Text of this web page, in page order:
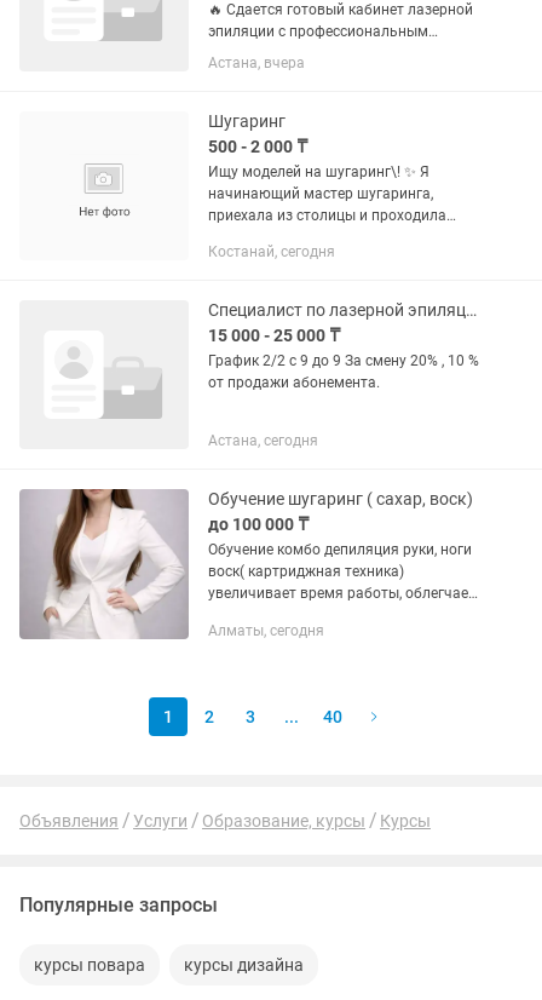
🔥 Сдается готовый кабинет лазерной
эпиляции с профессиональным
аппаратом Harmony XL Ищете
возможность начать работать сразу,
оборудования? Предлагается в аренду
полностью...
Астана, вчера
Шугаринг
500 - 2 000 ₸
Ищу моделей на шугаринг\! ✨ Я
начинающий мастер шугаринга,
приехала из столицы и проходила
набираю моделей для отработки
🍯 Любая зона —...
Костанай, сегодня
Специалист по лазерной эпиляции
15 000 - 25 000 ₸
График 2/2 с 9 до 9 За смену 20% , 10 %
от продажи абонемента.
Астана, сегодня
Обучение шугаринг ( сахар, воск)
до 100 000 ₸
Обучение комбо депиляция руки, ноги
воск( картриджная техника)
увеличивает время работы, облегчает
техника. Обучение длится 2 дня ( 2, 3
Алматы, сегодня
1 2 3 ... 40
Объявления Услуги Образование, курсы Курсы
Популярные запросы
курсы повара курсы дизайна